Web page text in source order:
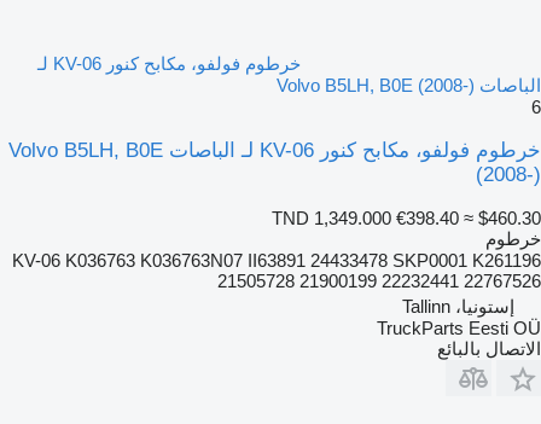
خرطوم فولفو، مكابح كنور KV-06 لـ
الباصات Volvo B5LH, B0E (2008-)
6
خرطوم فولفو، مكابح كنور KV-06 لـ الباصات Volvo B5LH, B0E
(2008-)
TND 1,349.000 €398.40 ≈ $460.30
خرطوم
KV-06 K036763 K036763N07 II63891 24433478 SKP0001 K261196
21505728 21900199 22232441 22767526
إستونيا، Tallinn
TruckParts Eesti OÜ
الاتصال بالبائع